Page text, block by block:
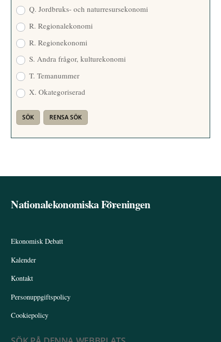
Q. Jordbruks- och naturresursekonomi
R. Regionalekonomi
R. Regionekonomi
S. Andra frågor, kulturekonomi
T. Temanummer
X. Okategoriserad
Back
Nationalekonomiska Föreningen
Ekonomisk Debatt
Kalender
Kontakt
Personuppgiftspolicy
Cookiepolicy